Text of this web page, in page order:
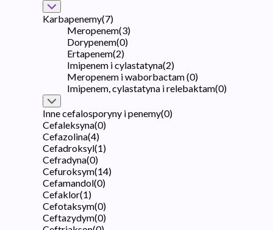
Karbapenemy(7)
Meropenem(3)
Dorypenem(0)
Ertapenem(2)
Imipenem i cylastatyna(2)
Meropenem i waborbactam(0)
Imipenem, cylastatyna i relebaktam(0)
Inne cefalosporyny i penemy(0)
Cefaleksyna(0)
Cefazolina(4)
Cefadroksyl(1)
Cefradyna(0)
Cefuroksym(14)
Cefamandol(0)
Cefaklor(1)
Cefotaksym(0)
Ceftazydym(0)